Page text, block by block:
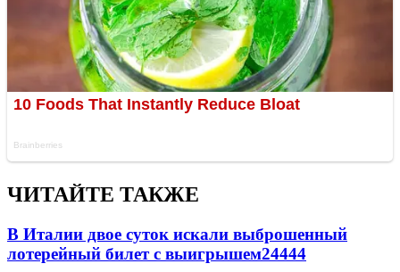
ЧИТАЙТЕ ТАКЖЕ
В Италии двое суток искали выброшенный
лотерейный билет с выигрышем24444